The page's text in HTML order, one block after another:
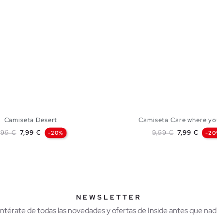
Camiseta Desert
base
€ Precio
7,99 € -20%
Camiseta Care where
Precio base
9,99 € Precio
7,99 € -
NEWSLETTER
de todas las novedades y ofertas de Inside antes que